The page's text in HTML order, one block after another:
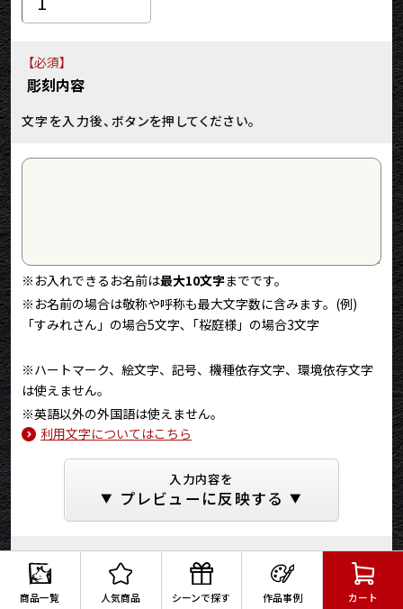
商品一覧 人気商品 シーンで探す 作品事例 カート
【必須】
彫刻内容
文字を入力後、 ボタンを押してください。
※お入れできる お名前は最大10文字までです。
※お名前の場合は敬称や呼称も最大文字数に含みます。(例)
「すみれさん」の場合5文字､「桜庭様」の場合3文字
※ハートマーク、絵文字、記号、機種依存文字、環境依存文字
は使えません。
※英語以外の外国語は使えません。
利用文字についてはこちら
入力内容を
プレビューに反映する
プレビュー